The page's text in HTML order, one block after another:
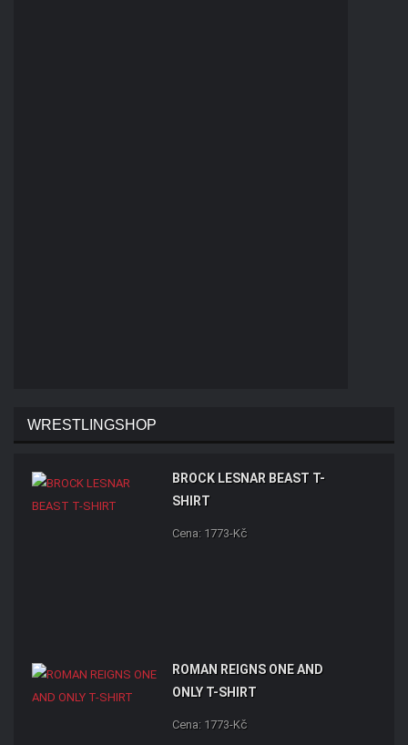
WRESTLINGSHOP
BROCK LESNAR BEAST T-
SHIRT
Cena: 1773-Kč
ROMAN REIGNS ONE AND
ONLY T-SHIRT
Cena: 1773-Kč